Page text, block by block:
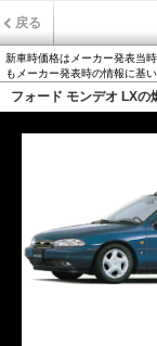
戻る
新車時価格はメーカー発表当
もメーカー発表時の情報に基い
フォード モンデオ LXの